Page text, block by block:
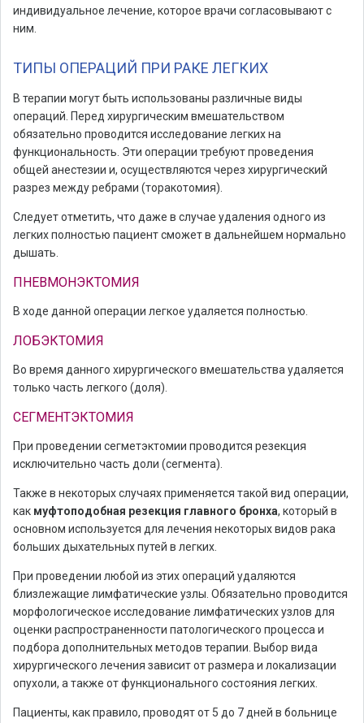
индивидуальное лечение, которое врачи согласовывают с
ним.
ТИПЫ ОПЕРАЦИЙ ПРИ РАКЕ ЛЕГКИХ
В терапии могут быть использованы различные виды
операций. Перед хирургическим вмешательством
обязательно проводится исследование легких на
функциональность. Эти операции требуют проведения
общей анестезии и, осуществляются через хирургический
разрез между ребрами (торакотомия).
Следует отметить, что даже в случае удаления одного из
легких полностью пациент сможет в дальнейшем нормально
дышать.
ПНЕВМОНЭКТОМИЯ
В ходе данной операции легкое удаляется полностью.
ЛОБЭКТОМИЯ
Во время данного хирургического вмешательства удаляется
только часть легкого (доля).
СЕГМЕНТЭКТОМИЯ
При проведении сегметэктомии проводится резекция
исключительно часть доли (сегмента).
Также в некоторых случаях применяется такой вид операции,
как муфтоподобная резекция главного бронха, который в
основном используется для лечения некоторых видов рака
больших дыхательных путей в легких.
При проведении любой из этих операций удаляются
близлежащие лимфатические узлы. Обязательно проводится
морфологическое исследование лимфатических узлов для
оценки распространенности патологического процесса и
подбора дополнительных методов терапии. Выбор вида
хирургического лечения зависит от размера и локализации
опухоли, а также от функционального состояния легких.
Пациенты, как правило, проводят от 5 до 7 дней в больнице